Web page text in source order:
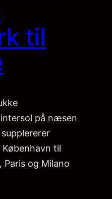
til
på næsen
til
og Milano